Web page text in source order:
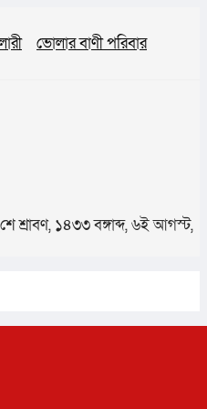
ভোলার বাণী পরিবার
শ্রাবণ, ১৪৩৩ বঙ্গাব্দ, ৬ই আগস্ট,